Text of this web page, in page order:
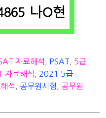
자료해석 PSAT
5급
자료해석
2021 5급
석 공무원시험
공무원